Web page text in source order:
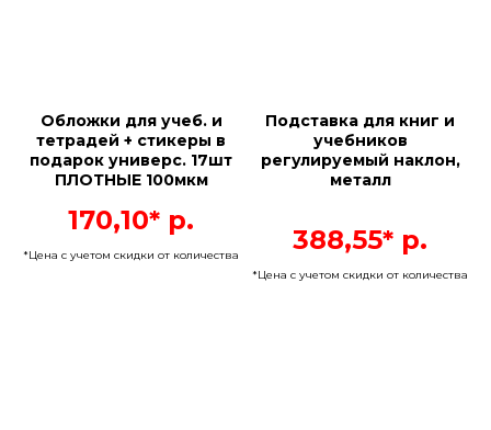
Обложки для учеб. и
тетрадей + стикеры в
подарок универс. 17шт
ПЛОТНЫЕ 100мкм
170,10* р.
*Цена с учетом скидки от количества
Подставка для книг и
учебников
регулируемый наклон,
металл
388,55* р.
*Цена с учетом скидки от количества